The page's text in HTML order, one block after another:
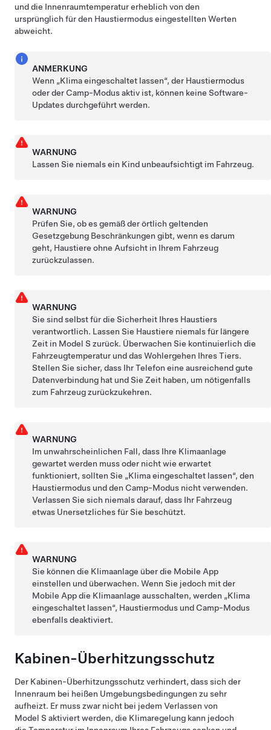
und die Innenraumtemperatur erheblich von den
ursprünglich für den Haustiermoduseingestellten Werten
abweicht.
ANMERKUNG
Wenn „Klima eingeschaltet lassen“, der Haustiermodus
oder der Camp-Modus aktiv ist, können keine Software-
Updates durchgeführt werden.
WARNUNG
Lassen Sie niemals ein Kind unbeaufsichtigt im Fahrzeug.
WARNUNG
Prüfen Sie, ob es gemäß der örtlich geltenden
Gesetzgebung Beschränkungen gibt, wenn es darum
geht, Haustiere ohne Aufsicht in Ihrem Fahrzeug
zurückzulassen.
WARNUNG
Sie sind selbst für die Sicherheit Ihres Haustiers
verantwortlich. Lassen Sie Haustiere niemals für längere
Zeit in Model S zurück. Überwachen Sie kontinuierlich die
Fahrzeugtemperatur und das Wohlergehen Ihres Tiers.
Stellen Sie sicher, dass Ihr Telefon eine ausreichend gute
Datenverbindung hat und Sie Zeit haben, um nötigenfalls
zum Fahrzeug zurückzukehren.
WARNUNG
Im unwahrscheinlichen Fall, dass Ihre Klimaanlage
gewartet werden muss oder nicht wie erwartet
funktioniert, sollten Sie „Klima eingeschaltet lassen“, den
Haustiermodus und den Camp-Modus nicht verwenden.
Verlassen Sie sich niemals darauf, dass Ihr Fahrzeug
etwas Unersetzliches für Sie beschützt.
WARNUNG
Sie können die Klimaanlage über die Mobile App
einstellen und überwachen. Wenn Sie jedoch mit der
Mobile App die Klimaanlage ausschalten, werden „Klima
eingeschaltet lassen“, Haustiermodus und Camp-Modus
ebenfalls deaktiviert.
Kabinen-Überhitzungsschutz
Der Kabinen-Überhitzungsschutz verhindert, dass sich der
Innenraum bei heißen Umgebungsbedingungen zu sehr
aufheizt. Er muss zwar nicht bei jedem Verlassen von
Model S aktiviert werden, die Klimaregelung kann jedoch